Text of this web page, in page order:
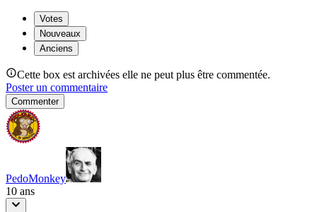
Votes
Nouveaux
Anciens
Cette box est archivées elle ne peut plus être commentée.
Poster un commentaire
Commenter
PedoMonkey
10 ans